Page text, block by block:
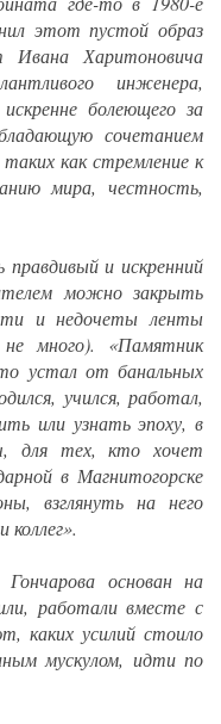
этот пустой образ
Ивана Харитоновича
инженера,
искренне болеющего за
сочетанием
таких как стремление к
мира, честность,
правдивый и искренний
можно закрыть
и недочеты ленты
много). «Памятник
устал от банальных
учился, работал,
или узнать эпоху, в
для тех, кто хочет
в Магнитогорске
взглянуть на него
коллег».
основан на
работали вместе с
каких усилий стоило
мускулом, идти по